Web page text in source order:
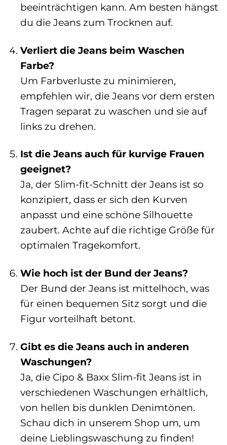
beeinträchtigen kann. Am besten hängst
du die Jeans zum Trocknen auf.
Verliert die Jeans beim Waschen
Farbe?
Um Farbverluste zu minimieren,
empfehlen wir, die Jeans vor dem ersten
Tragen separat zu waschen und sie auf
links zu drehen.
Ist die Jeans auch für kurvige Frauen
geeignet?
Ja, der Slim-fit-Schnitt der Jeans ist so
konzipiert, dass er sich den Kurven
anpasst und eine schöne Silhouette
zaubert. Achte auf die richtige Größe für
optimalen Tragekomfort.
Wie hoch ist der Bund der Jeans?
Der Bund der Jeans ist mittelhoch, was
für einen bequemen Sitz sorgt und die
Figur vorteilhaft betont.
Gibt es die Jeans auch in anderen
Waschungen?
Ja, die Cipo & Baxx Slim-fit Jeans ist in
verschiedenen Waschungen erhältlich,
von hellen bis dunklen Denimtönen.
Schau dich in unserem Shop um, um
deine Lieblingswaschung zu finden!